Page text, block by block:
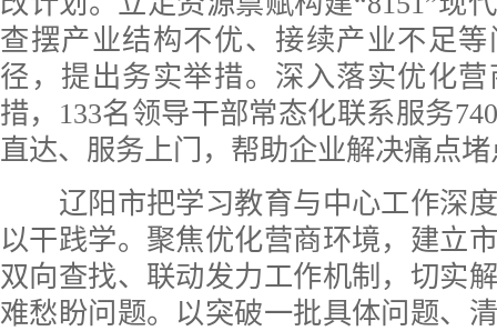
查摆产业结构不优、接续产业不足
径，提出务实举措。深入落实优化
措，133名领导干部常态化联系服务
直达、服务上门，帮助企业解决痛点
辽阳市把学习教育与中心工作深度
以干践学。聚焦优化营商环境，建立
双向查找、联动发力工作机制，切实
难愁盼问题。以突破一批具体问题、